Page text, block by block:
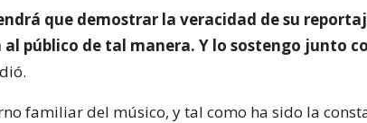
que demostrar la veracidad de su
al público de tal manera. Y lo sostengo junto
familiar del músico, y tal como ha sido la